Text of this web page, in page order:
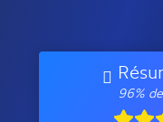
96%